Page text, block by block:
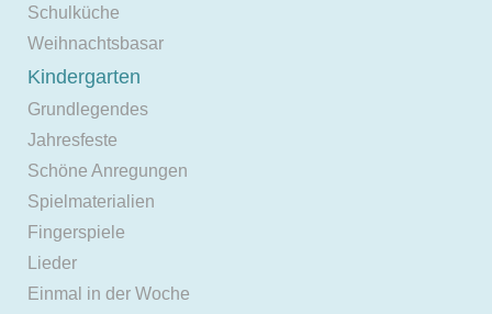
Schulküche
Weihnachtsbasar
Kindergarten
Grundlegendes
Jahresfeste
Schöne Anregungen
Spielmaterialien
Fingerspiele
Lieder
Einmal in der Woche